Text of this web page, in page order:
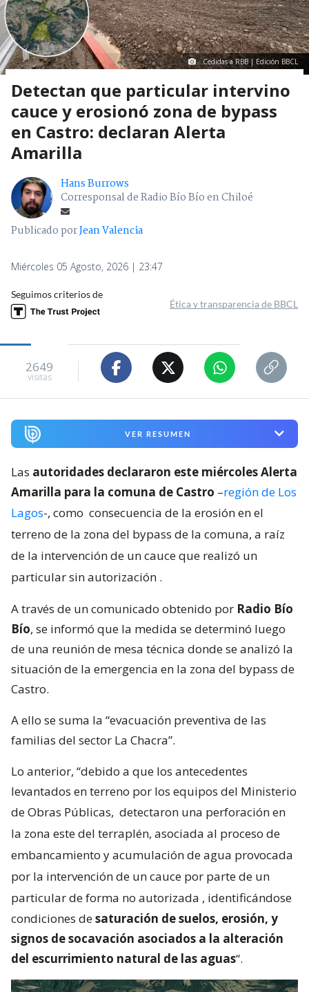
Cedidas a RBB | Edición BBCL
Detectan que particular intervino
cauce y erosionó zona de bypass
en Castro: declaran Alerta
Amarilla
Hans Burrows
Corresponsal de Radio Bío Bío en Chiloé
Publicado porJean Valencia
Miércoles 05 Agosto, 2026 | 23:47
Seguimos criterios de
Ética y transparencia de BBCL
2649
visitas
VER RESUMEN
Las autoridades declararon este miércoles Alerta
Amarilla para la comuna de Castro –región de Los
Lagos-, como consecuencia de la erosión en el
terreno de la zona del bypass de la comuna, a raíz
de la intervención de un cauce que realizó un
particular sin autorización .
A través de un comunicado obtenido por Radio Bío
Bío, se informó que la medida se determinó luego
de una reunión de mesa técnica donde se analizó la
situación de la emergencia en la zona del bypass de
Castro.
A ello se suma la “evacuación preventiva de las
familias del sector La Chacra”.
Lo anterior, “debido a que los antecedentes
levantados en terreno por los equipos del Ministerio
de Obras Públicas, detectaron una perforación en
la zona este del terraplén, asociada al proceso de
embancamiento y acumulación de agua provocada
por la intervención de un cauce por parte de un
particular de forma no autorizada , identificándose
condiciones desaturación de suelos, erosión, y
signos de socavación asociados a la alteración
del escurrimiento natural de las aguas“.